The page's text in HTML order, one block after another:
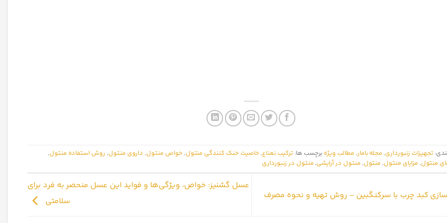
تجهیزات زنبور‌داری, مجله بامار, مطالب ویژه برچسب ها:ترکیب نعناع,خاصیت خنک کنندگی منتول, خواص منتول, داروی منتول, روش استفاده منتول,
منتول, مزایای منتول, منتول, منتول در آرایشی,منتول در زنبورداری
کبد چرب با سرکنگبین – روش تهیه و نحوه مصرف
عسل گشنیز: خواص، ویژگی‌ها و فواید این عسل منحصر به فرد برای
سلامتی